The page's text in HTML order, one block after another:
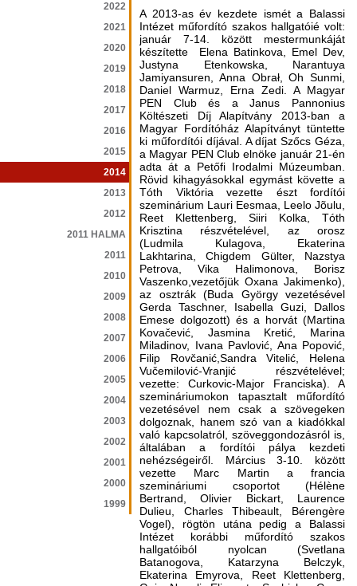
2022
2021
2020
2019
2018
2017
2016
2015
2014
2013
2012
2011 HALMA
2011
2010
2009
2008
2007
2006
2005
2004
2003
2002
2001
2000
1999
A 2013-as év kezdete ismét a Balassi
Intézet műfordító szakos hallgatóié volt:
január 7-14. között mestermunkáját
készítette Elena Batinkova, Emel Dev,
Justyna Etenkowska, Narantuya
Jamiyansuren, Anna Obrał, Oh Sunmi,
Daniel Warmuz, Erna Zedi. A Magyar
PEN Club és a Janus Pannonius
Költészeti Díj Alapítvány 2013-ban a
Magyar Fordítóház Alapítványt tüntette
ki műfordítói díjával. A díjat Szőcs Géza,
a Magyar PEN Club elnöke január 21-én
adta át a Petőfi Irodalmi Múzeumban.
Rövid kihagyásokkal egymást követte a
Tóth Viktória vezette észt fordítói
szeminárium Lauri Eesmaa, Leelo Jõulu,
Reet Klettenberg, Siiri Kolka, Tóth
Krisztina részvételével, az orosz
(Ludmila Kulagova, Ekaterina
Lakhtarina, Chigdem Gülter, Nazstya
Petrova, Vika Halimonova, Borisz
Vaszenko,vezetőjük Oxana Jakimenko),
az osztrák (Buda György vezetésével
Gerda Taschner, Isabella Guzi, Dallos
Emese dolgozott) és a horvát (Martina
Kovačević, Jasmina Kretić, Marina
Miladinov, Ivana Pavlović, Ana Popović,
Filip Rovčanić,Sandra Vitelić, Helena
Vučemilović-Vranjić részvételével;
vezette: Curkovic-Major Franciska). A
szemináriumokon tapasztalt műfordító
vezetésével nem csak a szövegeken
dolgoznak, hanem szó van a kiadókkal
való kapcsolatról, szöveggondozásról is,
általában a fordítói pálya kezdeti
nehézségeiről. Március 3-10. között
vezette Marc Martin a francia
szemináriumi csoportot (Hélène
Bertrand, Olivier Bickart, Laurence
Dulieu, Charles Thibeault, Bérengère
Vogel), rögtön utána pedig a Balassi
Intézet korábbi műfordító szakos
hallgatóiból nyolcan (Svetlana
Batanogova, Katarzyna Belczyk,
Ekaterina Emyrova, Reet Klettenberg,